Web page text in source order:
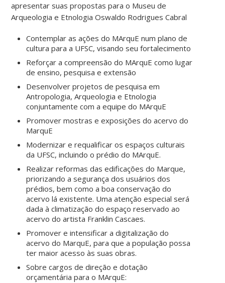
apresentar suas propostas para o Museu de
Arqueologia e Etnologia Oswaldo Rodrigues Cabral
Contemplar as ações do MArquE num plano de
cultura para a UFSC, visando seu fortalecimento
Reforçar a compreensão do MArquE como lugar
de ensino, pesquisa e extensão
Desenvolver projetos de pesquisa em
Antropologia, Arqueologia e Etnologia
conjuntamente com a equipe do MArquE
Promover mostras e exposições do acervo do
MarquE
Modernizar e requalificar os espaços culturais
da UFSC, incluindo o prédio do MArquE.
Realizar reformas das edificações do Marque,
priorizando a segurança dos usuários dos
prédios, bem como a boa conservação do
acervo lá existente. Uma atenção especial será
dada à climatização do espaço reservado ao
acervo do artista Franklin Cascaes.
Promover e intensificar a digitalização do
acervo do MarquE, para que a população possa
ter maior acesso às suas obras.
Sobre cargos de direção e dotação
orçamentária para o MArquE: